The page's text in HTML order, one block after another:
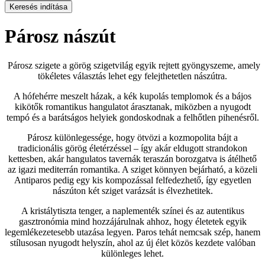
Keresés indítása
Párosz nászút
Párosz szigete a görög szigetvilág egyik rejtett gyöngyszeme, amely
tökéletes választás lehet egy felejthetetlen nászútra.
A hófehérre meszelt házak, a kék kupolás templomok és a bájos
kikötők romantikus hangulatot árasztanak, miközben a nyugodt
tempó és a barátságos helyiek gondoskodnak a felhőtlen pihenésről.
Párosz különlegessége, hogy ötvözi a kozmopolita bájt a
tradicionális görög életérzéssel – így akár eldugott strandokon
kettesben, akár hangulatos tavernák teraszán borozgatva is átélhető
az igazi mediterrán romantika. A sziget könnyen bejárható, a közeli
Antiparos pedig egy kis kompozással felfedezhető, így egyetlen
nászúton két sziget varázsát is élvezhetitek.
A kristálytiszta tenger, a naplementék színei és az autentikus
gasztronómia mind hozzájárulnak ahhoz, hogy életetek egyik
legemlékezetesebb utazása legyen. Paros tehát nemcsak szép, hanem
stílusosan nyugodt helyszín, ahol az új élet közös kezdete valóban
különleges lehet.